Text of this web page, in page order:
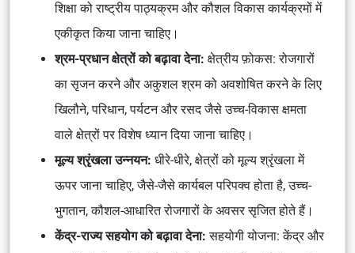
शिक्षा को राष्ट्रीय पाठ्यक्रम और कौशल विकास कार्यक्रमों में
एकीकृत किया जाना चाहिए।
श्रम-प्रधान क्षेत्रों को बढ़ावा देना: क्षेत्रीय फ़ोकस: रोजगारों
का सृजन करने और अकुशल श्रम को अवशोषित करने के लिए
खिलौने, परिधान, पर्यटन और रसद जैसे उच्च-विकास क्षमता
वाले क्षेत्रों पर विशेष ध्यान दिया जाना चाहिए।
मूल्य श्रृंखला उन्नयन: धीरे-धीरे, क्षेत्रों को मूल्य श्रृंखला में
ऊपर जाना चाहिए, जैसे-जैसे कार्यबल परिपक्व होता है, उच्च-
भुगतान, कौशल-आधारित रोजगारों के अवसर सृजित होते हैं।
केंद्र-राज्य सहयोग को बढ़ावा देना:सहयोगी योजना: केंद्र और